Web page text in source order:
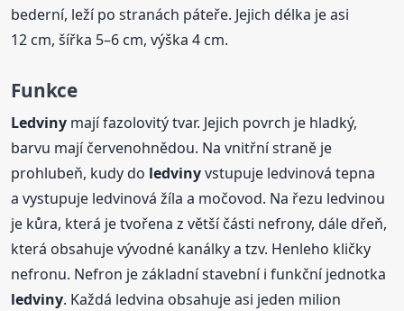
bederní, leží po stranách páteře. Jejich délka je asi
12 cm, šířka 5–6 cm, výška 4 cm.
Funkce
Ledviny mají fazolovitý tvar. Jejich povrch je hladký,
barvu mají červenohnědou. Na vnitřní straně je
prohlubeň, kudy do ledvinyvstupuje ledvinová tepna
a vystupuje ledvinová žíla a močovod. Na řezu ledvinou
je kůra, která je tvořena z větší části nefrony, dále dřeň,
která obsahuje vývodné kanálky a tzv. Henleho kličky
nefronu. Nefron je základní stavební i funkční jednotka
ledviny. Každá ledvina obsahuje asi jeden milion